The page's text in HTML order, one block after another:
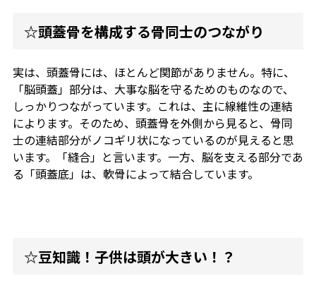
☆頭蓋骨を構成する骨同士のつながり
実は、頭蓋骨には、ほとんど関節がありません。特に、
「脳頭蓋」部分は、大事な脳を守るためのものなので、
しっかりつながっています。これは、主に線維性の連結
によります。そのため、頭蓋骨を外側から見ると、骨同
士の連結部分がノコギリ状になっているのが見えると思
います。「縫合」と言います。一方、脳を支える部分であ
る「頭蓋底」は、軟骨によって結合しています。
☆豆知識！子供は頭が大きい！？